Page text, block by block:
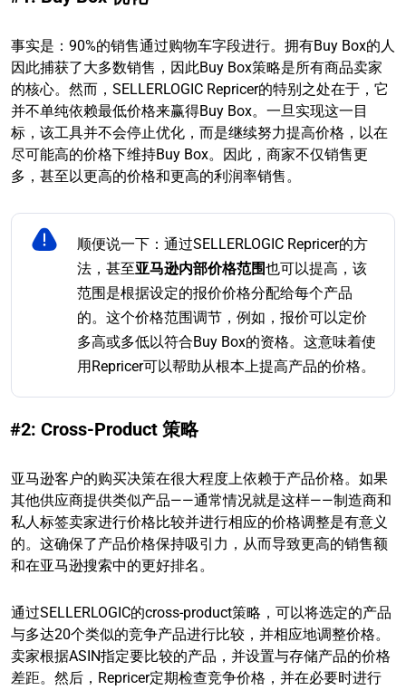
事实是：90%的销售通过购物车字段进行。拥有Buy Box的人
因此捕获了大多数销售，因此Buy Box策略是所有商品卖家
的核心。然而，SELLERLOGIC Repricer的特别之处在于，它
并不单纯依赖最低价格来赢得Buy Box。一旦实现这一目
标，该工具并不会停止优化，而是继续努力提高价格，以在
尽可能高的价格下维持Buy Box。因此，商家不仅销售更
多，甚至以更高的价格和更高的利润率销售。
顺便说一下：通过SELLERLOGIC Repricer的方
法，甚至亚马逊内部价格范围也可以提高，该
范围是根据设定的报价价格分配给每个产品
的。这个价格范围调节，例如，报价可以定价
多高或多低以符合Buy Box的资格。这意味着使
用Repricer可以帮助从根本上提高产品的价格。
#2: Cross-Product 策略
亚马逊客户的购买决策在很大程度上依赖于产品价格。如果
其他供应商提供类似产品——通常情况就是这样——制造商和
私人标签卖家进行价格比较并进行相应的价格调整是有意义
的。这确保了产品价格保持吸引力，从而导致更高的销售额
和在亚马逊搜索中的更好排名。
通过SELLERLOGIC的cross-product策略，可以将选定的产品
与多达20个类似的竞争产品进行比较，并相应地调整价格。
卖家根据ASIN指定要比较的产品，并设置与存储产品的价格
差距。然后，Repricer定期检查竞争价格，并在必要时进行